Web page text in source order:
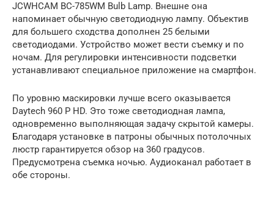
JCWHCAM BC-785WM Bulb Lamp. Внешне она
напоминает обычную светодиодную лампу. Объектив
для большего сходства дополнен 25 белыми
светодиодами. Устройство может вести съемку и по
ночам. Для регулировки интенсивности подсветки
устанавливают специальное приложение на смартфон.
По уровню маскировки лучше всего оказывается
Daytech 960 P HD. Это тоже светодиодная лампа,
одновременно выполняющая задачу скрытой камеры.
Благодаря установке в патроны обычных потолочных
люстр гарантируется обзор на 360 градусов.
Предусмотрена съемка ночью. Аудиоканал работает в
обе стороны.